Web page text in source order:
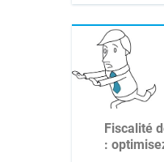
Fiscalité
: